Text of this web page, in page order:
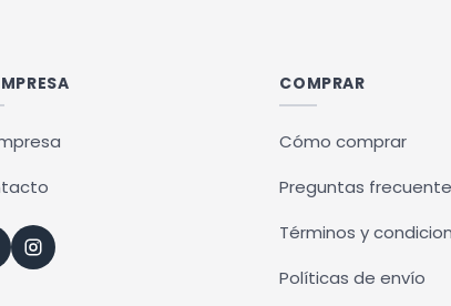
opciones
página
COMPRAR
Cómo comprar
Preguntas
Términos y
Políticas de envío